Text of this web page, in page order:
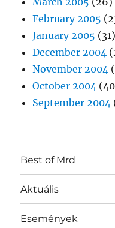
February 2005
January 2005 (31)
December 2004
November 2004
October 2004
September 2004
Best of Mrd
Aktuális
Események